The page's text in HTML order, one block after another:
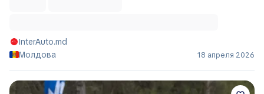
InterAuto.md
Молдова
18 апреля 2026